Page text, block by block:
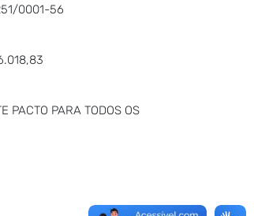
0001-56
PACTO PARA TODOS OS